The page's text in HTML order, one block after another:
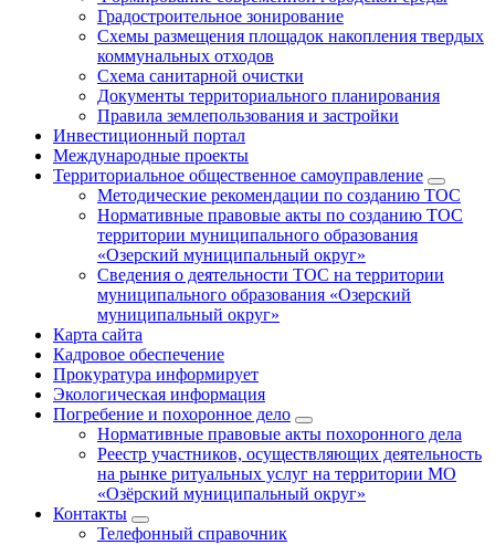
Градостроительное зонирование
Схемы размещения площадок накопления твердых
коммунальных отходов
Схема санитарной очистки
Документы территориального планирования
Правила землепользования и застройки
Инвестиционный портал
Международные проекты
Территориальное общественное самоуправление
Методические рекомендации по созданию ТОС
Нормативные правовые акты по созданию ТОС
территории муниципального образования
«Озерский муниципальный округ»
Сведения о деятельности ТОС на территории
муниципального образования «Озерский
муниципальный округ»
Карта сайта
Кадровое обеспечение
Прокуратура информирует
Экологическая информация
Погребение и похоронное дело
Нормативные правовые акты похоронного дела
Реестр участников, осуществляющих деятельность
на рынке ритуальных услуг на территории МО
«Озёрский муниципальный округ»
Контакты
Телефонный справочник